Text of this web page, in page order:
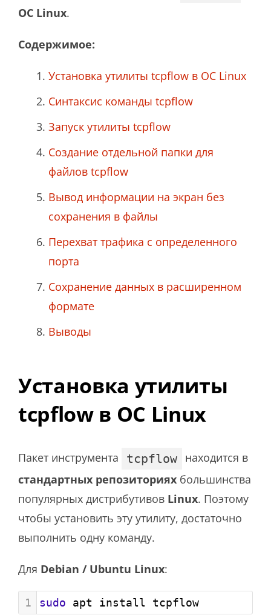
ОС Linux.
Содержимое:
Установка утилиты tcpflow в ОС Linux
Синтаксис команды tcpflow
Запуск утилиты tcpflow
Создание отдельной папки для
файлов tcpflow
Вывод информации на экран без
сохранения в файлы
Перехват трафика с определенного
порта
Сохранение данных в расширенном
формате
Выводы
Установка утилиты
tcpflow в ОС Linux
Пакет инструмента tcpflow находится в
стандартных репозиториях большинства
популярных дистрибутивов Linux. Поэтому
чтобы установить эту утилиту, достаточно
выполнить одну команду.
Для Debian / Ubuntu Linux:
1 sudo apt install tcpflow